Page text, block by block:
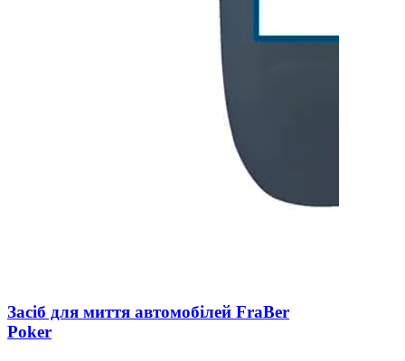
Засіб для миття автомобілей FraBer
Poker